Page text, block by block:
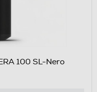
100 SL-Nero